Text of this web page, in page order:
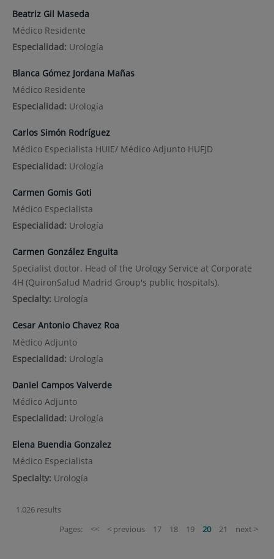
Beatriz Gil Maseda
Médico Residente
Especialidad: Urología
Blanca Gómez Jordana Mañas
Médico Residente
Especialidad: Urología
Carlos Simón Rodríguez
Médico Especialista HUIE/ Médico Adjunto HUFJD
Especialidad: Urología
Carmen Gomis Goti
Médico Especialista
Especialidad: Urología
Carmen González Enguita
Specialist doctor. Head of the Urology Service at Corporate
4H (QuironSalud Madrid Group's public hospitals).
Specialty: Urología
Cesar Antonio Chavez Roa
Médico Adjunto
Especialidad: Urología
Daniel Campos Valverde
Médico Adjunto
Especialidad: Urología
Elena Buendia Gonzalez
Médico Especialista
Specialty: Urología
1.026 results
Pages:
<< < previous 17 18 19 20 21 next >